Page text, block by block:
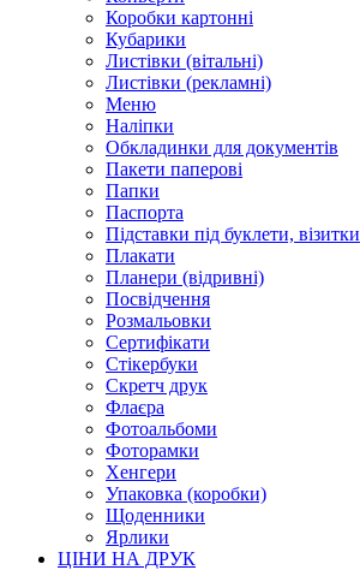
Коробки картонні
Кубарики
Листівки (вітальні)
Листівки (рекламні)
Меню
Наліпки
Обкладинки для документів
Пакети паперові
Папки
Паспорта
Підставки під буклети, візитки
Плакати
Планери (відривні)
Посвідчення
Розмальовки
Сертифікати
Стікербуки
Скретч друк
Флаєра
Фотоальбоми
Фоторамки
Хенгери
Упаковка (коробки)
Щоденники
Ярлики
ЦІНИ НА ДРУК